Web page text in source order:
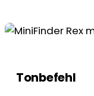
Tonbefehl